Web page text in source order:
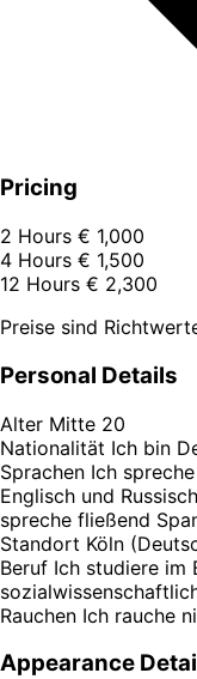
Pricing
2 Hours € 1,000
4 Hours € 1,500
12 Hours € 2,300
Preise sind
Personal Details
Alter Mitte 20
Nationalität Ich bin
Sprachen Ich
Englisch und
spreche fließend
Standort Köln
Beruf Ich studiere im
Rauchen Ich rauche
Appearance